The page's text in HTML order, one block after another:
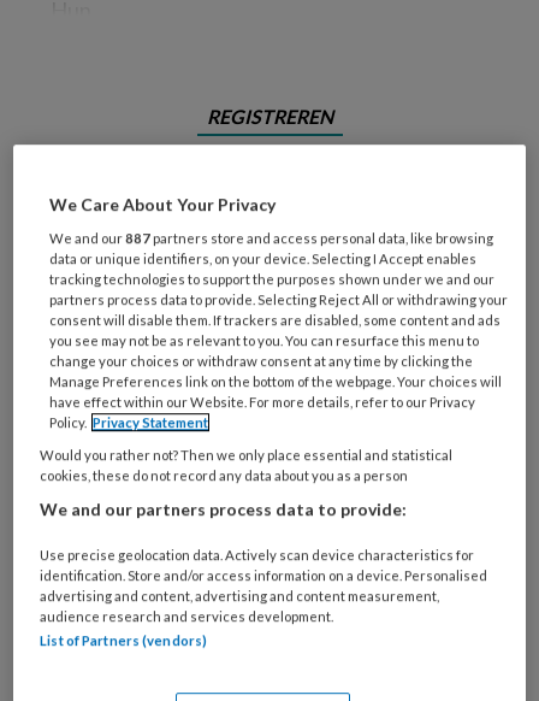
REGISTREREN
Maak gratis een account aan en lees 2
artikelen gratis per maand
Al een account of abonnement?Log dan in
Wat
is
je
e-
mailadres?
Kies
je
wachtwoord*
Kies
je
functie *
We Care About Your Privacy
We and our887 partners store and access personal data, like browsing
data or unique identifiers, on your device. Selecting I Accept enables
tracking technologies to support the purposes shown under we and our
partners process data to provide. Selecting Reject All or withdrawing your
consent will disable them. If trackers are disabled, some content and ads
you see may not be as relevant to you. You can resurface this menu to
change your choices or withdraw consent at any time by clicking the
Manage Preferences link on the bottom of the webpage. Your choices will
have effect within our Website. For more details, refer to our Privacy
Policy. Privacy Statement
Would you rather not? Then we only place essential and statistical
cookies, these do not record any data about you as a person
We and our partners process data to provide:
Use precise geolocation data. Actively scan device characteristics for
identification. Store and/or access information on a device. Personalised
advertising and content, advertising and content measurement,
audience research and services development.
List of Partners (vendors)